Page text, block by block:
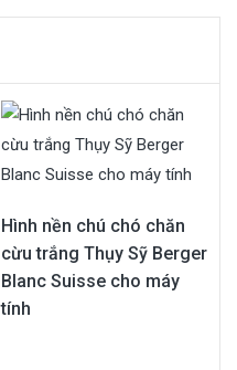
Hình nền chú chó chăn
cừu trắng Thụy Sỹ Berger
Blanc Suisse cho máy
tính